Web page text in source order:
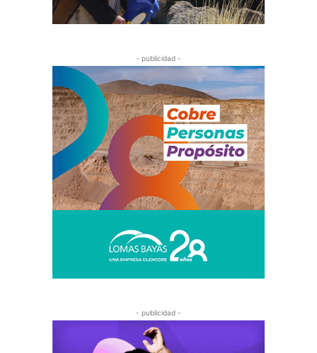
- publicidad -
- publicidad -